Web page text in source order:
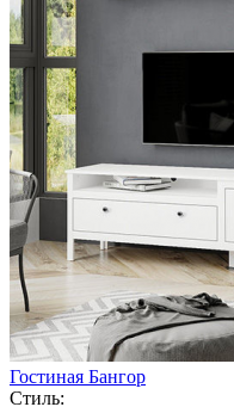
Гостиная Бангор
Стиль: